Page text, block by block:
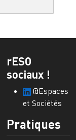
rESO
sociaux !
@Espaces
et Sociétés
Pratiques